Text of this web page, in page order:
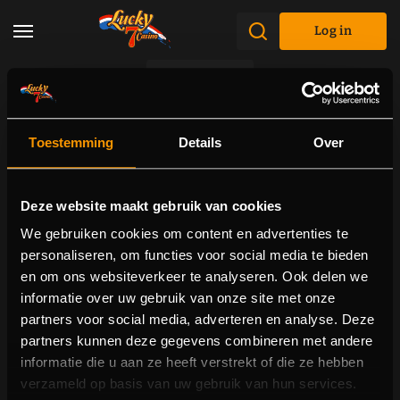
Toestemming Details Over
Deze website maakt gebruik van cookies
We gebruiken cookies om content en advertenties te
personaliseren, om functies voor social media te bieden
en om ons websiteverkeer te analyseren. Ook delen we
informatie over uw gebruik van onze site met onze
partners voor social media, adverteren en analyse. Deze
partners kunnen deze gegevens combineren met andere
informatie die u aan ze heeft verstrekt of die ze hebben
verzameld op basis van uw gebruik van hun services.
Log in